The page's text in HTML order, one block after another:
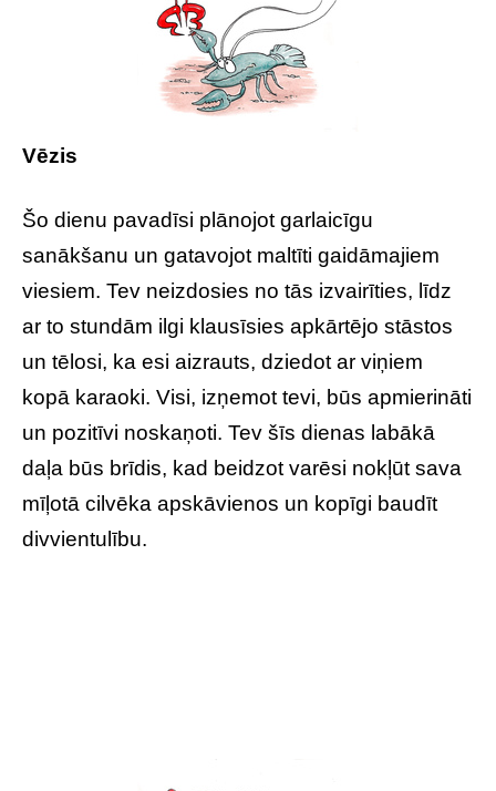
Vēzis
Šo dienu pavadīsi plānojot garlaicīgu
sanākšanu un gatavojot maltīti gaidāmajiem
viesiem. Tev neizdosies no tās izvairīties, līdz
ar to stundām ilgi klausīsies apkārtējo stāstos
un tēlosi, ka esi aizrauts, dziedot ar viņiem
kopā karaoki. Visi, izņemot tevi, būs apmierināti
un pozitīvi noskaņoti. Tev šīs dienas labākā
daļa būs brīdis, kad beidzot varēsi nokļūt sava
mīļotā cilvēka apskāvienos un kopīgi baudīt
divvientulību.